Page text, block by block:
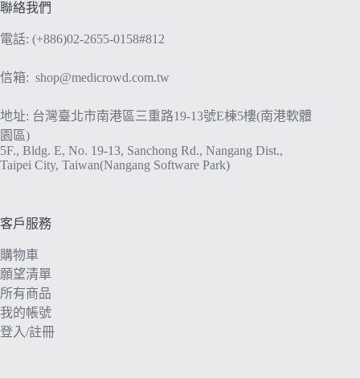
聯絡我們
電話: (+886)02-2655-0158#812
信箱: shop@medicrowd.com.tw
地址: 台灣臺北市南港區三重路19-13號E棟5樓(南港軟體
園區)
5F., Bldg. E, No. 19-13, Sanchong Rd., Nangang Dist.,
Taipei City, Taiwan(Nangang Software Park)
客戶服務
購物車
願望清單
所有商品
我的帳號
登入/註冊